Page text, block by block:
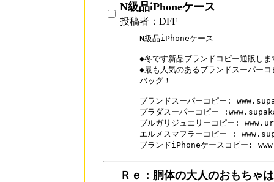
N級品iPhoneケース
投稿者：DFF
N級品iPhoneケース
◆冬です新品ブランドコピー通販しま
◆最も人気のあるブランドスーパー
バッグ！
ブランドスーパーコピー:
プラダスーパーコピー
ブルガリジュエリーコピー:
エルメスマフラーコピー :
ブランドiPhoneケースコピー:
Ｒｅ：胴体の大人のおもちゃ